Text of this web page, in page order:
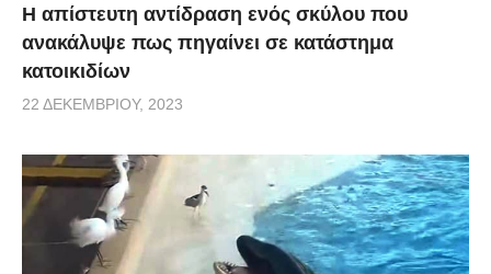
Η απίστευτη αντίδραση ενός σκύλου που
ανακάλυψε πως πηγαίνει σε κατάστημα
κατοικιδίων
22 ΔΕΚΕΜΒΡΊΟΥ, 2023